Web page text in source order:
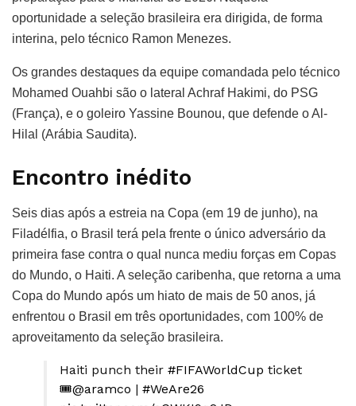
oportunidade a seleção brasileira era dirigida, de forma
interina, pelo técnico Ramon Menezes.
Os grandes destaques da equipe comandada pelo técnico
Mohamed Ouahbi são o lateral Achraf Hakimi, do PSG
(França), e o goleiro Yassine Bounou, que defende o Al-
Hilal (Arábia Saudita).
Encontro inédito
Seis dias após a estreia na Copa (em 19 de junho), na
Filadélfia, o Brasil terá pela frente o único adversário da
primeira fase contra o qual nunca mediu forças em Copas
do Mundo, o Haiti. A seleção caribenha, que retorna a uma
Copa do Mundo após um hiato de mais de 50 anos, já
enfrentou o Brasil em três oportunidades, com 100% de
aproveitamento da seleção brasileira.
Haiti punch their #FIFAWorldCup ticket
🎟️@aramco | #WeAre26